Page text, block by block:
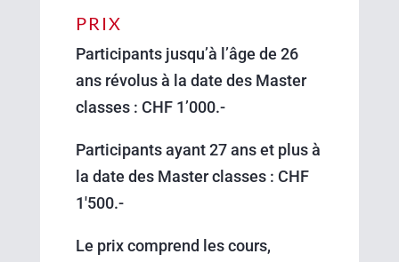
PRIX
Participants jusqu’à l’âge de 26
ans révolus à la date des Master
classes : CHF 1’000.-
Participants ayant 27 ans et plus à
la date des Master classes : CHF
1′500.-
Le prix comprend les cours,